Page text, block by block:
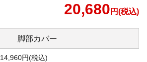
20,680 円(税込)
脚部カバー
14,960円(税込)